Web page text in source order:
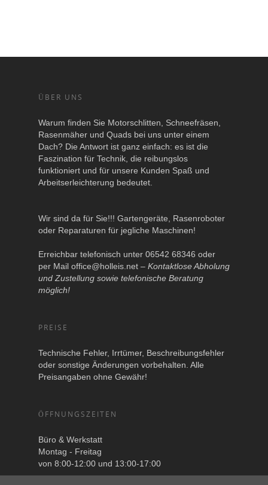
ÜBER UNS
Warum finden Sie Motorschlitten, Schneefräsen,
Rasenmäher und Quads bei uns unter einem
Dach? Die Antwort ist ganz einfach: es ist die
Faszination für Technik, die reibungslos
funktioniert und für unsere Kunden Spaß und
Arbeitserleichterung bedeutet.
Wir sind da für Sie!!! Gartengeräte, Rasenroboter
oder Reparaturen für jegliche Maschinen!
Erreichbar telefonisch unter 06542 68346 oder
per Mail office@holleis.net – Kontaktlose Abholung
und Zustellung sowie telefonische Beratung
möglich!
PREISE
Technische Fehler, Irrtümer, Beschreibungsfehler
oder sonstige Änderungen vorbehalten. Alle
Preisangaben ohne Gewähr!
ÖFFNUNGSZEITEN
Büro & Werkstatt
Montag - Freitag
von 8:00-12:00 und 13:00-17:00